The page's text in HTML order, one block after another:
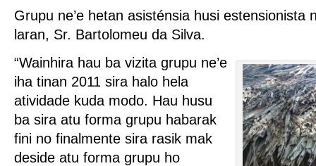
Grupu ne’e hetan asisténsia husi estensionista
laran, Sr. Bartolomeu da Silva.
“Wainhira hau ba vizita grupu ne’e
iha tinan 2011 sira halo hela
atividade kuda modo. Hau husu
ba sira atu forma grupu habarak
fini no finalmente sira rasik mak
deside atu forma grupu ho